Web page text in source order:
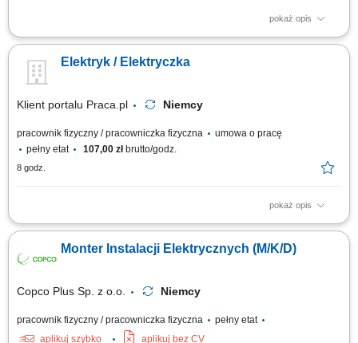
pokaż opis
Komunikacja z Kierownictwem w języku niemieckim na miejscu pracy.
gniazdek, przełączników. Montaż instalacji elektrycznych. Montaż
urządzeń sterowania i oświetlenia. Montaż rozdzielnic i szaf
Elektryk / Elektryczka
Klient portalu Praca.pl Niemcy
pracownik fizyczny / pracowniczka fizyczna
umowa o pracę
pełny etat
107,00 złbrutto/godz.
8 godz.
pokaż opis
montaż instalacji elektrycznych w budynkach mieszkalnych i
wykonywanie połączeń elektrycznych i tras kablowych; montaż i
okablowanie szaf sterowniczych; prace z zakresu elektryki przemysłowej;
Monter Instalacji Elektrycznych (M/K/D)
Copco Plus Sp. z o.o. Niemcy
pracownik fizyczny / pracowniczka fizyczna
pełny etat
aplikuj szybko
aplikuj bez CV